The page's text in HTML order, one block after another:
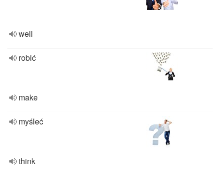
well
robić
make
myśleć
think